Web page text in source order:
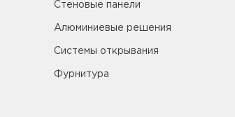
Стеновые панели
Алюминиевые решения
Системы открывания
Фурнитура